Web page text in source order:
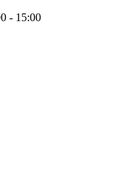
- 15:00